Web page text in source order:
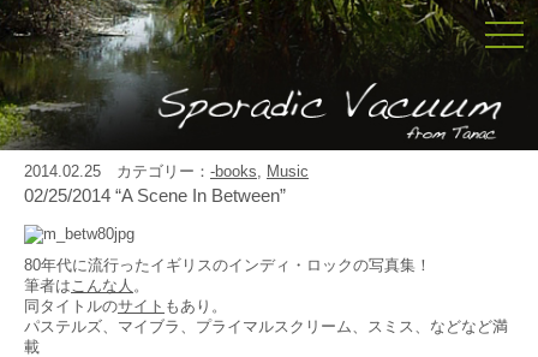
2014.02.25 カテゴリー： -books, Music
02/25/2014 “A Scene In Between”
80年代に流行ったイギリスのインディ・ロックの写真集！
筆者はこんな人 。
同タイトルのサイト もあり。
パステルズ、マイブラ、プライマルスクリーム、スミス、などなど満
載